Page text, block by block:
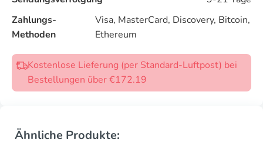
Zahlungs-
Methoden
Visa, MasterCard, Discovery, Bitcoin,
Ethereum
Kostenlose Lieferung (per Standard-Luftpost) bei
Bestellungen über €172.19
Ähnliche Produkte: